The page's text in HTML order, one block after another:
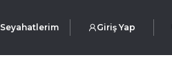
Seyahatlerim Giriş Yap